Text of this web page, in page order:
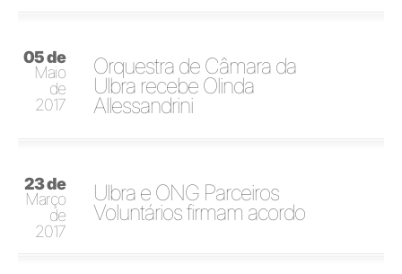
05 de
Maio
de
2017
Orquestra de Câmara da
Ulbra recebe Olinda
Allessandrini
23 de
Março
de
2017
Ulbra e ONG Parceiros
Voluntários firmam acordo